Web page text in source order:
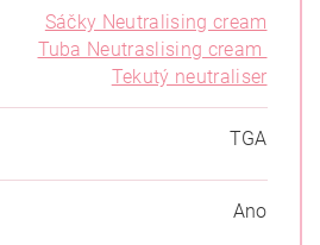
Sáčky Neutralising cream
Tuba Neutraslising cream
Tekutý neutraliser
TGA
Ano